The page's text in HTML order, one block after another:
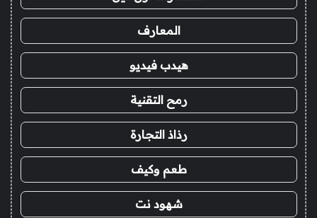
المعارف
هيدب فيديو
رمح التقنية
رذاذ التجارة
طعم وكيف
شهود نت